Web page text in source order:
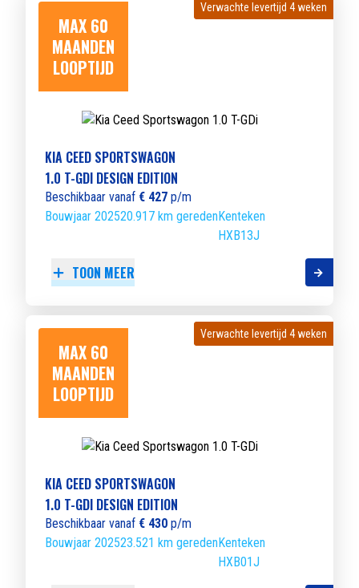
MAX 60
MAANDEN
LOOPTIJD
Verwachte levertijd 4 weken
Verwachte levertijd 4 weken
KIA CEED SPORTSWAGON
1.0 T-GDI DESIGN EDITION
Beschikbaar vanaf € 427 p/m
Bouwjaar 202520.917 km geredenKenteken
HXB13J
TOON MEER
MAX 60
MAANDEN
LOOPTIJD
Verwachte levertijd 4 weken
Verwachte levertijd 4 weken
KIA CEED SPORTSWAGON
1.0 T-GDI DESIGN EDITION
Beschikbaar vanaf € 430 p/m
Bouwjaar 202523.521 km geredenKenteken
HXB01J